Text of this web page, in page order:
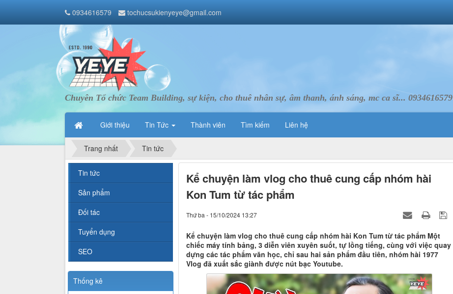
0934616579 tochucsukienyeye@gmail.com
Chuyên Tổ chức Team Building, sự kiện, cho thuê nhân sự, âm thanh, ánh sáng, mc ca sĩ... 0934616579
Giới thiệu Tin Tức Thành viên Tìm kiếm Liên hệ
Trang nhất Tin tức
Kể chuyện làm vlog cho thuê cung cấp nhóm hài
Kon Tum từ tác phẩm
Thứ ba - 15/10/2024 13:27
Kể chuyện làm vlog cho thuê cung cấp nhóm hài Kon Tum từ tác phẩm Một
chiếc máy tính bảng, 3 diễn viên xuyên suốt, tự lồng tiếng, cùng với việc quay
dựng các tác phẩm văn học, chỉ sau hai sản phẩm đầu tiên, nhóm hài 1977
Vlog đã xuất sắc giành được nút bạc Youtube.
Tin tức
Sản phẩm
Đối tác
Tuyển dụng
SEO
Thống kê